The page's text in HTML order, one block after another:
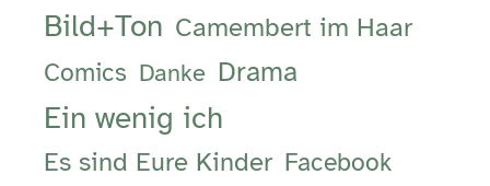
Bild+Ton Camembert im Haar
Comics Danke Drama
Ein wenig ich
Es sind Eure Kinder Facebook